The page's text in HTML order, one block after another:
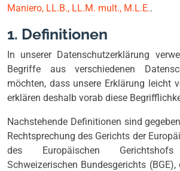
Maniero, LL.B., LL.M. mult., M.L.E..
1. Definitionen
In unserer Datenschutzerklärung
Begriffe aus verschiedenen
möchten, dass unsere Erklärung leicht
erklären deshalb vorab diese
Nachstehende Definitionen sind
Rechtsprechung des Gerichts der
des Europäischen
Schweizerischen Bundesgerichts